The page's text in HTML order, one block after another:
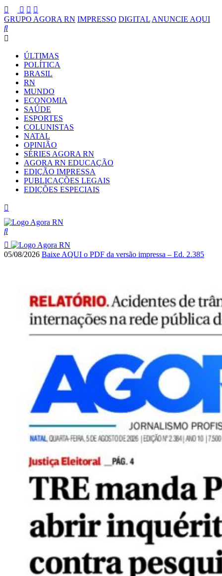
GRUPO AGORA RN IMPRESSO DIGITAL ANUNCIE AQUI
ÚLTIMAS
POLÍTICA
BRASIL
RN
MUNDO
ECONOMIA
SAÚDE
ESPORTES
COLUNISTAS
NATAL
OPINIÃO
SÉRIES AGORA RN
AGORA RN EDUCAÇÃO
EDIÇÃO IMPRESSA
PUBLICAÇÕES LEGAIS
EDIÇÕES ESPECIAIS
05/08/2026 Baixe AQUI o PDF da versão impressa – Ed. 2.385